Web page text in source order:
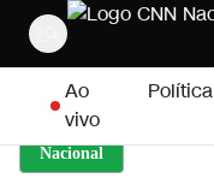
Pular para o conteúdo
Ao
vivo
Política
Nacional